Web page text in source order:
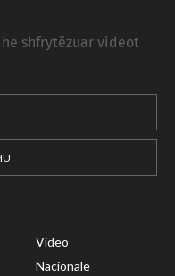
shfrytëzuar videot
Video
Nacionale